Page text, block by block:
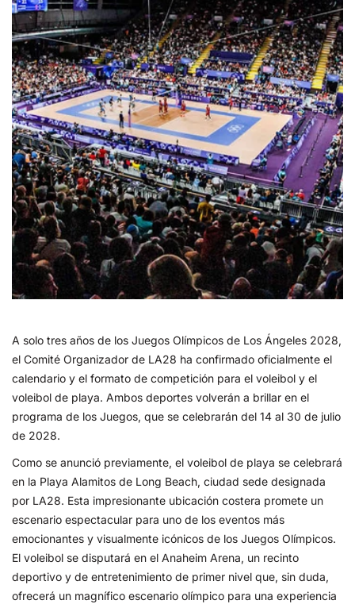
A solo tres años de los Juegos Olímpicos de Los Ángeles 2028,
el Comité Organizador de LA28 ha confirmado oficialmente el
calendario y el formato de competición para el voleibol y el
voleibol de playa. Ambos deportes volverán a brillar en el
programa de los Juegos, que se celebrarán del 14 al 30 de julio
de 2028.
Como se anunció previamente, el voleibol de playa se celebrará
en la Playa Alamitos de Long Beach, ciudad sede designada
por LA28. Esta impresionante ubicación costera promete un
escenario espectacular para uno de los eventos más
emocionantes y visualmente icónicos de los Juegos Olímpicos.
El voleibol se disputará en el Anaheim Arena, un recinto
deportivo y de entretenimiento de primer nivel que, sin duda,
ofrecerá un magnífico escenario olímpico para una experiencia